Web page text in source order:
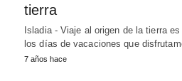
tierra
Isladia - Viaje al origen de la tierra
los días de vacaciones que
7 años hace